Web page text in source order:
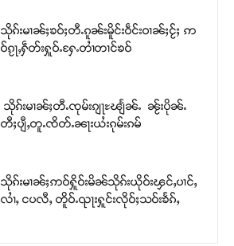
သိုၵ်းမၢၼ်ႈၶဝ်ႈတီႉၵူၼ်းမိူင်းဝဵင်းဝၢၼ်ႈငႂ်ႈ ဢ
ဝ်ၵႂႃႇႁဵတ်းႁူဝ်ႉႁႄႉတၢႆတၢင်ၶဝ်
သိုၵ်းမၢၼ်ႈတီႉၸုမ်းၵျႃႊၽျႅၼ်ႉ ၼႂ်းပိုၼ်ႉ
တီႈပျီႇတူႉၸိတ်ႉၼႃးယႆးၵုမ်းၵမ်
သိုၵ်းမၢၼ်ႈဢဝ်ႁိူဝ်းမိၼ်သိုၵ်းယိုဝ်းၾင်ႇပၢင်ႇ
လၢႆႇ ငပလီႇ တိူဝ်ႉၺႃးႁူင်းလိုဝ်ႈသဝ်းၶႅၵ်ႇ